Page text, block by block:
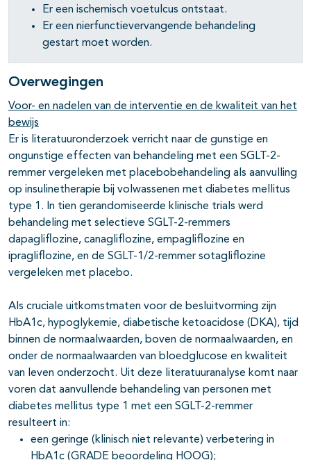
Er een ischemisch voetulcus ontstaat.
Er een nierfunctievervangende behandeling
gestart moet worden.
Overwegingen
Voor- en nadelen van de interventie en de kwaliteit van het
bewijs
Er is literatuuronderzoek verricht naar de gunstige en
ongunstige effecten van behandeling met een SGLT-2-
remmer vergeleken met placebobehandeling als aanvulling
op insulinetherapie bij volwassenen met diabetes mellitus
type 1. In tien gerandomiseerde klinische trials werd
behandeling met selectieve SGLT-2-remmers
dapagliflozine, canagliflozine, empagliflozine en
ipragliflozine, en de SGLT-1/2-remmer sotagliflozine
vergeleken met placebo.
Als cruciale uitkomstmaten voor de besluitvorming zijn
HbA1c, hypoglykemie, diabetische ketoacidose (DKA), tijd
binnen de normaalwaarden, boven de normaalwaarden, en
onder de normaalwaarden van bloedglucose en kwaliteit
van leven onderzocht. Uit deze literatuuranalyse komt naar
voren dat aanvullende behandeling van personen met
diabetes mellitus type 1 met een SGLT-2-remmer
resulteert in:
een geringe (klinisch niet relevante) verbetering in
HbA1c (GRADE beoordeling HOOG);